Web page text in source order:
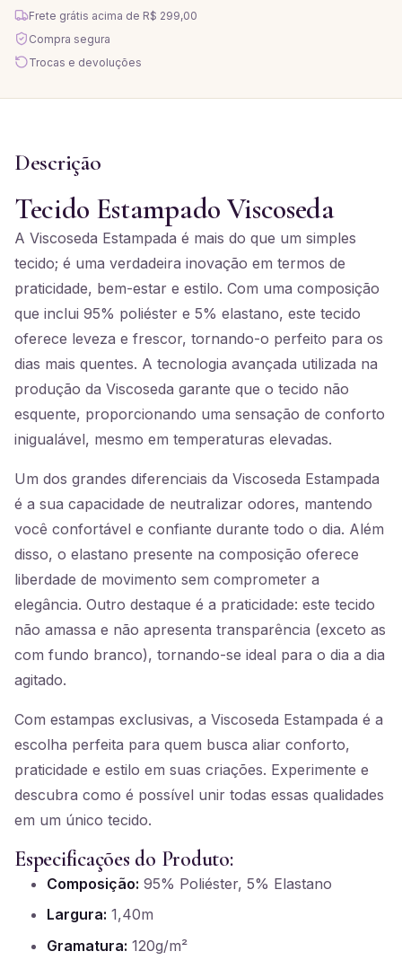
Frete grátis acima de R$ 299,00
Compra segura
Trocas e devoluções
Descrição
Tecido Estampado Viscoseda
A Viscoseda Estampada é mais do que um simples
tecido; é uma verdadeira inovação em termos de
praticidade, bem-estar e estilo. Com uma composição
que inclui 95% poliéster e 5% elastano, este tecido
oferece leveza e frescor, tornando-o perfeito para os
dias mais quentes. A tecnologia avançada utilizada na
produção da Viscoseda garante que o tecido não
esquente, proporcionando uma sensação de conforto
inigualável, mesmo em temperaturas elevadas.
Um dos grandes diferenciais da Viscoseda Estampada
é a sua capacidade de neutralizar odores, mantendo
você confortável e confiante durante todo o dia. Além
disso, o elastano presente na composição oferece
liberdade de movimento sem comprometer a
elegância. Outro destaque é a praticidade: este tecido
não amassa e não apresenta transparência (exceto as
com fundo branco), tornando-se ideal para o dia a dia
agitado.
Com estampas exclusivas, a Viscoseda Estampada é a
escolha perfeita para quem busca aliar conforto,
praticidade e estilo em suas criações. Experimente e
descubra como é possível unir todas essas qualidades
em um único tecido.
Especificações do Produto:
Composição: 95% Poliéster, 5% Elastano
Largura: 1,40m
Gramatura: 120g/m²